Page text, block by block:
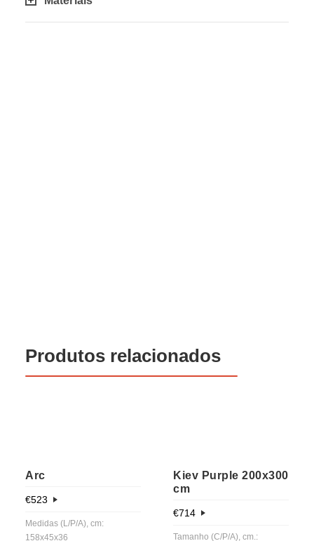
Produtos relacionados
Arc
€523
Medidas (L/P/A), cm:
158x45x36
Kiev Purple 200x300
cm
€714
Tamanho (C/P/A), cm.: